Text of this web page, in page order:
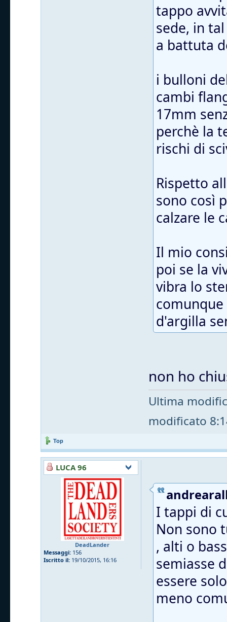
tappo
sede, in
a battuta
i bulloni
cambi
17mm
perchè la
rischi di
Rispetto
sono così
calzare le
Il mio
poi se la
vibra lo
d'argilla
non ho
Ultima
modificato
Top
LUCA 96
DeadLander
Messaggi: 156
Iscritto il: 19/10/2015, 16:16
I tappi di
Non sono
, alti o
semiasse
essere
meno